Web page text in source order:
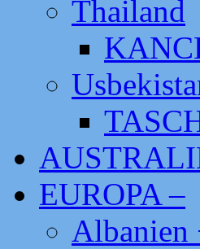
Thailand
EUROPA –
Albanien